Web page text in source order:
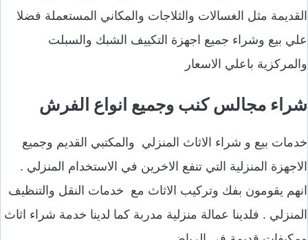
القديمة مثل الغسالات والثلاجات والمكاني المستعملة فضلا
علي بيع وشراء جميع اجهزة التكييف الشبك والسبلت
والمركزية باعلي الاسعار
شراء مجالس كنب وجميع انواع الفرش
خدمات بيع و شراء الاثاث المنزلي والمكتبي القديم وجميع
الاجهزة المنزلية التي تنفع الاخرين في الاستخدام المنزلي .
انهم يقومون بفك وتركيب الاثاث مع خدمات النقل والتنظيف
المنزلي . فلدينا عمالة منزلية مدربة كما لدينا خدمة شراء اثاث